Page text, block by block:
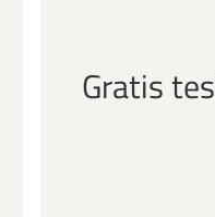
Gratis